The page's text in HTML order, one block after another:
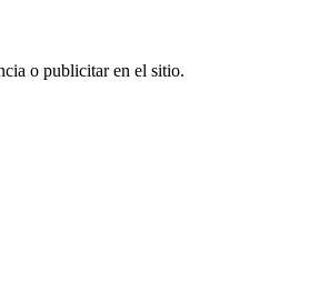
o publicitar en el sitio.